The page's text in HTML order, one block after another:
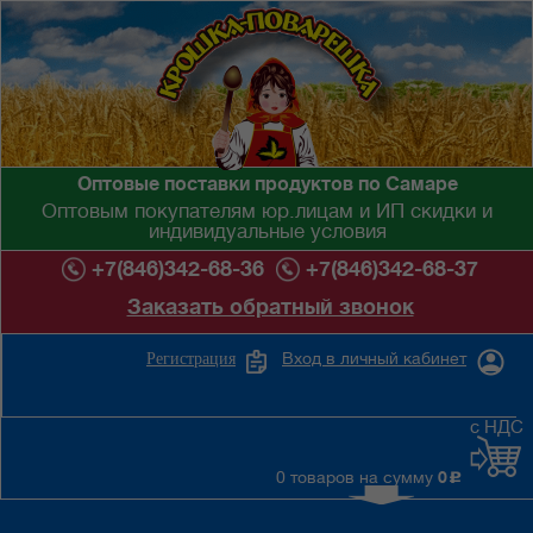
Оптовые поставки продуктов по Самаре
Оптовым покупателям юр.лицам и ИП скидки и
индивидуальные условия
+7(846)342-68-36
+7(846)342-68-37
Заказать обратный звонок
Вход в личный кабинет
Регистрация
0 товаров на сумму 0 c
с НДС